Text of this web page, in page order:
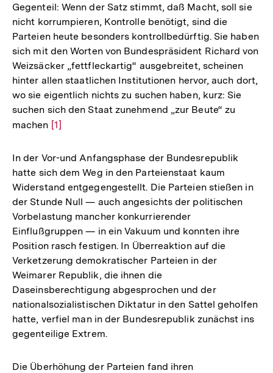
Gegenteil: Wenn der Satz stimmt, daß Macht, soll sie
nicht korrumpieren, Kontrolle benötigt, sind die
Parteien heute besonders kontrollbedürftig. Sie haben
sich mit den Worten von Bundespräsident Richard von
Weizsäcker „fettfleckartig“ ausgebreitet, scheinen
hinter allen staatlichen Institutionen hervor, auch dort,
wo sie eigentlich nichts zu suchen haben, kurz: Sie
suchen sich den Staat zunehmend „zur Beute“ zu
machen Zur
der
Fußnote
[1]
In der Vor-und Anfangsphase der Bundesrepublik
hatte sich dem Weg in den Parteienstaat kaum
Widerstand entgegengestellt. Die Parteien stießen in
der Stunde Null — auch angesichts der politischen
Vorbelastung mancher konkurrierender
Einflußgruppen — in ein Vakuum und konnten ihre
Position rasch festigen. In Überreaktion auf die
Verketzerung demokratischer Parteien in der
Weimarer Republik, die ihnen die
Daseinsberechtigung abgesprochen und der
nationalsozialistischen Diktatur in den Sattel geholfen
hatte, verfiel man in der Bundesrepublik zunächst ins
gegenteilige Extrem.
Die Überhöhung der Parteien fand ihren